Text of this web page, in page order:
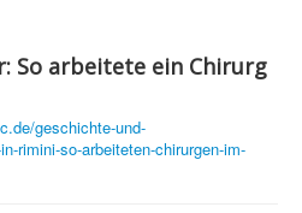
So arbeitete ein Chirurg
geschichte-und-
rimini-so-arbeiteten-chirurgen-im-